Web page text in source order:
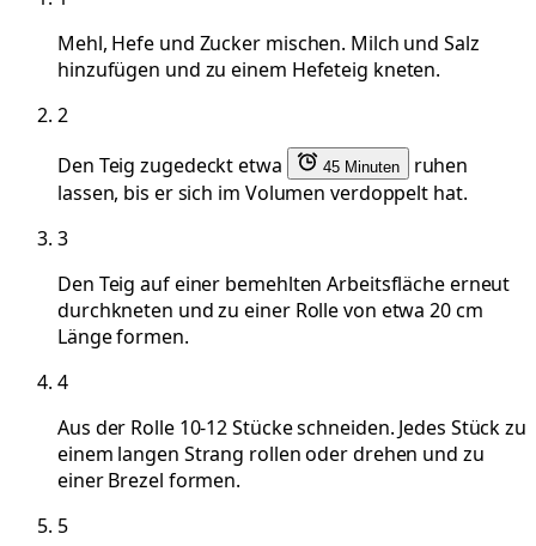
Mehl, Hefe und Zucker mischen. Milch und Salz
hinzufügen und zu einem Hefeteig kneten.
2
Den Teig zugedeckt etwa
45 Minuten
ruhen
lassen, bis er sich im Volumen verdoppelt hat.
3
Den Teig auf einer bemehlten Arbeitsfläche erneut
durchkneten und zu einer Rolle von etwa 20 cm
Länge formen.
4
Aus der Rolle 10-12 Stücke schneiden. Jedes Stück zu
einem langen Strang rollen oder drehen und zu
einer Brezel formen.
5